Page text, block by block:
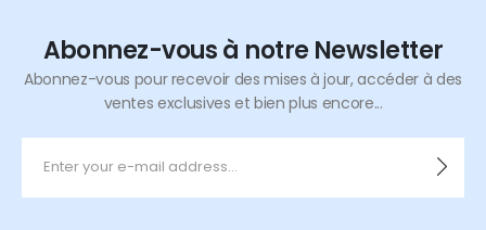
Abonnez-vous à notre Newsletter
Abonnez-vous pour recevoir des mises à jour, accéder à des
ventes exclusives et bien plus encore...